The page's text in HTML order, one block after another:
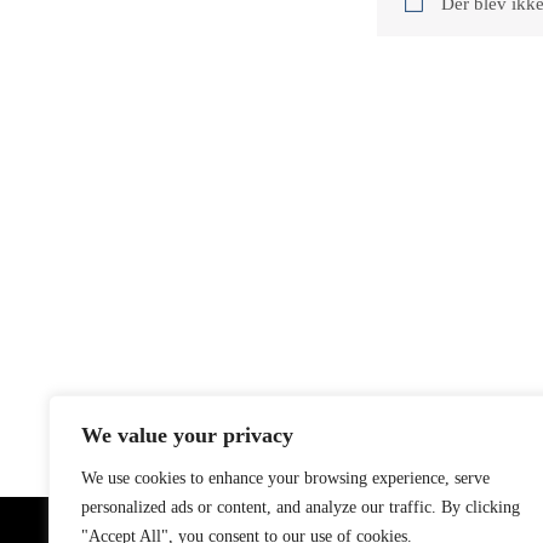
We value your privacy
We use cookies to enhance your browsing experience, serve
personalized ads or content, and analyze our traffic. By clicking
"Accept All", you consent to our use of cookies.